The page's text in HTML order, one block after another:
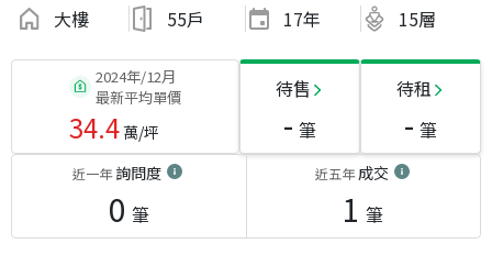
大樓 55戶 17年 15層
2024年/12月
最新平均單價
34.4萬/坪
待售
- 筆
待租
- 筆
近一年詢問度
0 筆
近五年成交
1 筆